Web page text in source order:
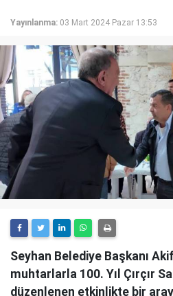
Yayınlanma: 03 Mart 2024 Pazar 13:53
Seyhan Belediye Başkanı
muhtarlarla 100. Yıl Çırçır
düzenlenen etkinlikte bir